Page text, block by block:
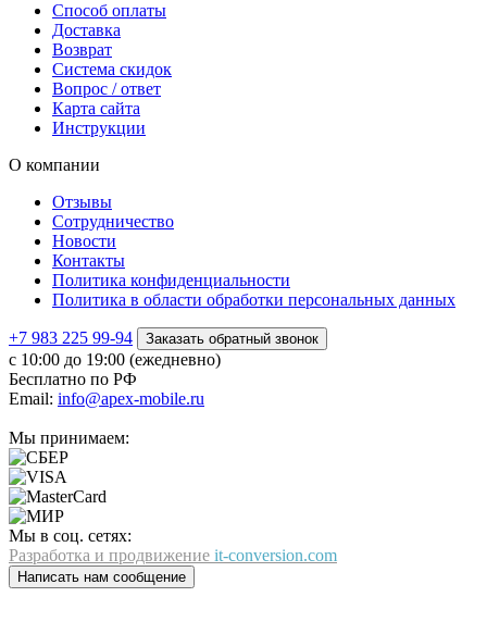
Способ оплаты
Доставка
Возврат
Система скидок
Вопрос / ответ
Карта сайта
Инструкции
О компании
Отзывы
Сотрудничество
Новости
Контакты
Политика конфиденциальности
Политика в области обработки персональных данных
+7 983 225 99-94 Заказать обратный звонок
с 10:00 до 19:00 (ежедневно)
Бесплатно по РФ
Email: info@apex-mobile.ru
Мы принимаем:
Мы в соц. сетях:
Разработка и продвижение it-conversion.com
Написать нам сообщение